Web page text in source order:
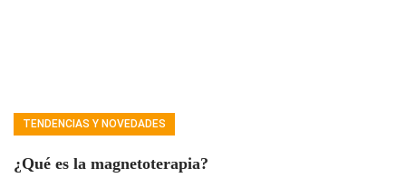
TENDENCIAS Y NOVEDADES
¿Qué es la magnetoterapia?